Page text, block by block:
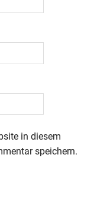
in diesem
speichern.